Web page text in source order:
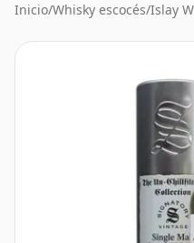
Inicio/Whisky escocés/Islay